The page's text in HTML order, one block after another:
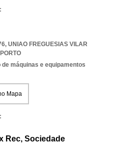
, UNIAO FREGUESIAS VILAR
PORTO
máquinas e equipamentos
Mapa
Rec, Sociedade